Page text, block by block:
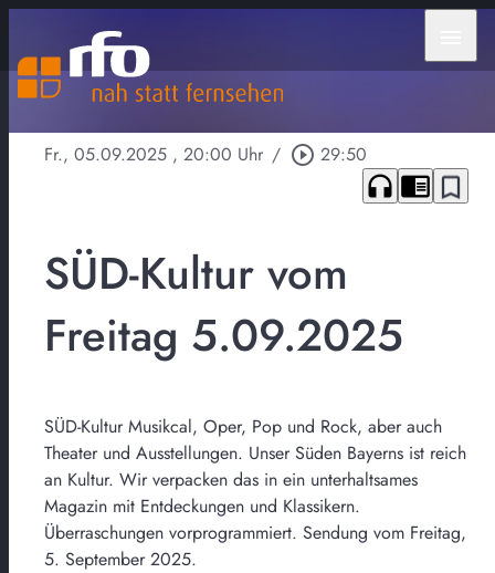
Fr., 05.09.2025 , 20:00 Uhr / play_circle_outline 29:50
headphones chrome_reader_mode bookmark_border
SÜD-Kultur vom
Freitag 5.09.2025
SÜD-Kultur Musikcal, Oper, Pop und Rock, aber auch
Theater und Ausstellungen. Unser Süden Bayerns ist reich
an Kultur. Wir verpacken das in ein unterhaltsames
Magazin mit Entdeckungen und Klassikern.
Überraschungen vorprogrammiert. Sendung vom Freitag,
5. September 2025.